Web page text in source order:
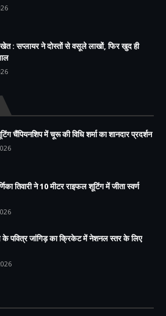
खेत : सप्लायर ने दोस्तों से वसूले लाखों, फिर खुद ही
चैंपियनशिप में चूरू की विधि शर्मा का शानदार प्रदर्शन
तिवारी ने 10 मीटर राइफल शूटिंग में जीता स्वर्ण
पवित्र जांगिड़ का क्रिकेट में नेशनल स्तर के लिए